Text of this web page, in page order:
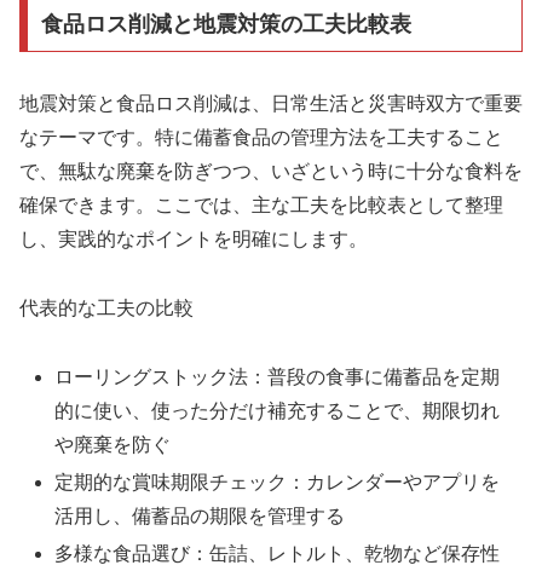
食品ロス削減と地震対策の工夫比較表
地震対策と食品ロス削減は、日常生活と災害時双方で重要
なテーマです。特に備蓄食品の管理方法を工夫すること
で、無駄な廃棄を防ぎつつ、いざという時に十分な食料を
確保できます。ここでは、主な工夫を比較表として整理
し、実践的なポイントを明確にします。
代表的な工夫の比較
ローリングストック法：普段の食事に備蓄品を定期
的に使い、使った分だけ補充することで、期限切れ
や廃棄を防ぐ
定期的な賞味期限チェック：カレンダーやアプリを
活用し、備蓄品の期限を管理する
多様な食品選び：缶詰、レトルト、乾物など保存性